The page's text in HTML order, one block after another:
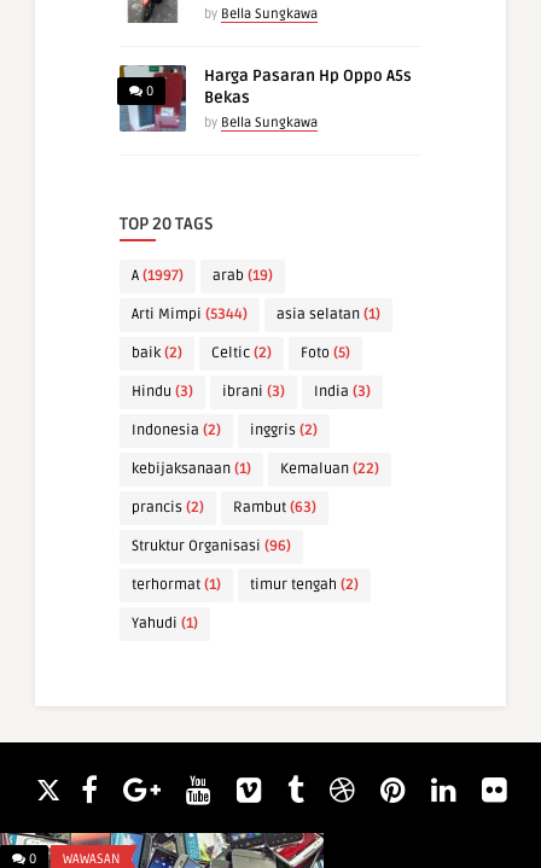
by Bella Sungkawa
0
Harga Pasaran Hp Oppo A5s
Bekas
by Bella Sungkawa
TOP 20 TAGS
A (1997) arab (19)
Arti Mimpi (5344) asia selatan (1)
baik (2) Celtic (2) Foto (5)
Hindu (3) ibrani (3) India (3)
Indonesia (2) inggris (2)
kebijaksanaan (1) Kemaluan (22)
prancis (2) Rambut (63)
Struktur Organisasi (96)
terhormat (1) timur tengah (2)
Yahudi (1)
0 WAWASAN